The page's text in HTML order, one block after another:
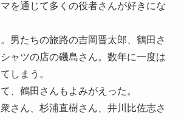
を通じて多くの役者さんが好きにな
男たちの旅路の吉岡晋太郎、鶴田さ
ャツの店の磯島さん。数年に一度は
しまう。
、鶴田さんもよみがえった。
さん、杉浦直樹さん、井川比佐志さ